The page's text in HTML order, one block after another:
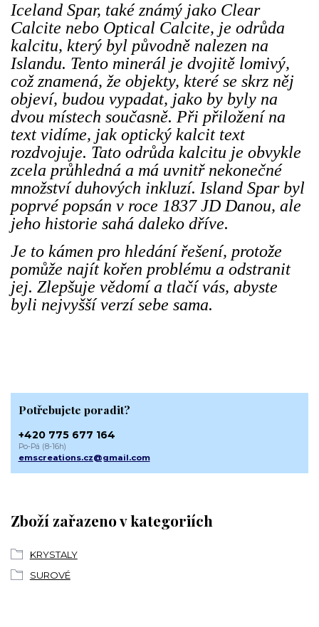
Iceland Spar, také známý jako Clear
Calcite nebo Optical Calcite, je odrůda
kalcitu, který byl původně nalezen na
Islandu. Tento minerál je dvojitě lomivý,
což znamená, že objekty, které se skrz něj
objeví, budou vypadat, jako by byly na
dvou místech současně. Při přiložení na
text vidíme, jak optický kalcit text
rozdvojuje. Tato odrůda kalcitu je obvykle
zcela průhledná a má uvnitř nekonečné
množství duhových inkluzí. Island Spar byl
poprvé popsán v roce 1837 JD Danou, ale
jeho historie sahá daleko dříve.
Je to kámen pro hledání řešení, protože
pomůže najít kořen problému a odstranit
jej. Zlepšuje vědomí a tlačí vás, abyste
byli nejvyšší verzí sebe sama.
Zboží zařazeno v kategoriích
KRYSTALY
SUROVÉ
Potřebujete poradit?
+420 775 677 164
Po-Pá (8-16h)
emscreations.cz@gmail.com